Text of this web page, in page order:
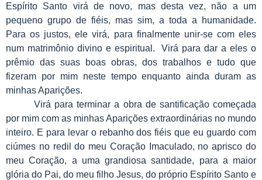
Espírito Santo virá de novo, mas desta vez, não a um
pequeno grupo de fiéis, mas sim, a toda a humanidade.
Para os justos, ele virá, para finalmente unir-se com eles
num matrimônio divino e espiritual. Virá para dar a eles o
prêmio das suas boas obras, dos trabalhos e tudo que
fizeram por mim neste tempo enquanto ainda duram as
minhas Aparições.
Virá para terminar a obra de santificação começada
por mim com as minhas Aparições extraordinárias no mundo
inteiro. E para levar o rebanho dos fiéis que eu guardo com
ciúmes no redil do meu Coração Imaculado, no aprisco do
meu Coração, a uma grandiosa santidade, para a maior
glória do Pai, do meu filho Jesus, do próprio Espírito Santo e